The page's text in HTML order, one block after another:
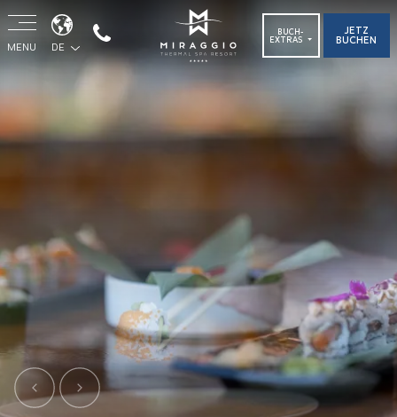
MENU DE
BUCH-
EXTRAS
JETZ
BUCHEN
PreviousNext